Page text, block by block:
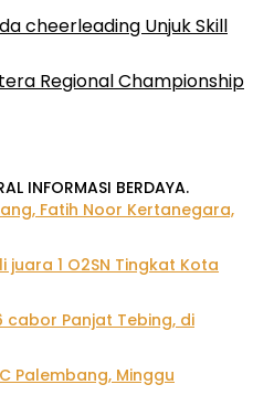
cheerleading Unjuk Skill
Regional Championship
INFORMASI BERDAYA.